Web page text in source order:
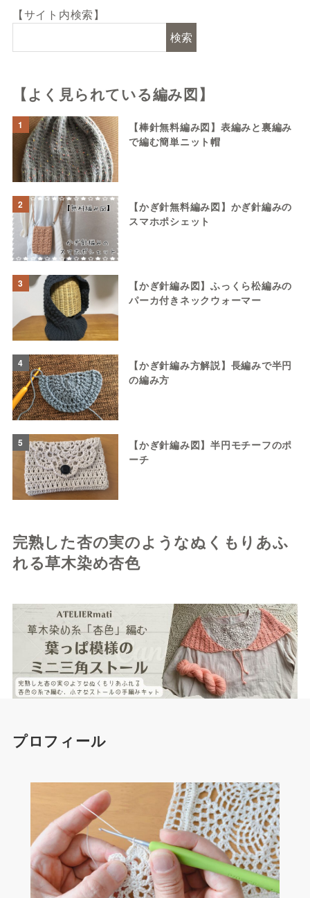
【サイト内検索】
検索
【よく見られている編み図】
1
【棒針無料編み図】表編みと裏編み
で編む簡単ニット帽
2
【かぎ針無料編み図】かぎ針編みの
スマホポシェット
3
【かぎ針編み図】ふっくら松編みの
パーカ付きネックウォーマー
4
【かぎ針編み方解説】長編みで半円
の編み方
5
【かぎ針編み図】半円モチーフのポ
ーチ
完熟した杏の実のようなぬくもりあふ
れる草木染め杏色
プロフィール